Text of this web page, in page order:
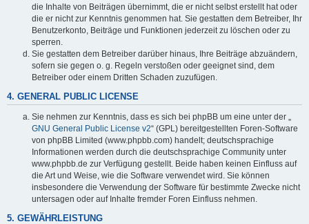
die Inhalte von Beiträgen übernimmt, die er nicht selbst erstellt hat oder
die er nicht zur Kenntnis genommen hat. Sie gestatten dem Betreiber, Ihr
Benutzerkonto, Beiträge und Funktionen jederzeit zu löschen oder zu
sperren.
Sie gestatten dem Betreiber darüber hinaus, Ihre Beiträge abzuändern,
sofern sie gegen o. g. Regeln verstoßen oder geeignet sind, dem
Betreiber oder einem Dritten Schaden zuzufügen.
4. GENERAL PUBLIC LICENSE
Sie nehmen zur Kenntnis, dass es sich bei phpBB um eine unter der „
GNU General Public License v2“ (GPL) bereitgestellten Foren-Software
von phpBB Limited (www.phpbb.com) handelt; deutschsprachige
Informationen werden durch die deutschsprachige Community unter
www.phpbb.de zur Verfügung gestellt. Beide haben keinen Einfluss auf
die Art und Weise, wie die Software verwendet wird. Sie können
insbesondere die Verwendung der Software für bestimmte Zwecke nicht
untersagen oder auf Inhalte fremder Foren Einfluss nehmen.
5. GEWÄHRLEISTUNG